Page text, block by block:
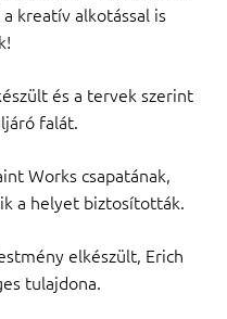
kreatív alkotással is
és a tervek szerint
falát.
Works csapatának,
a helyet biztosították.
elkészült, Erich
tulajdona.